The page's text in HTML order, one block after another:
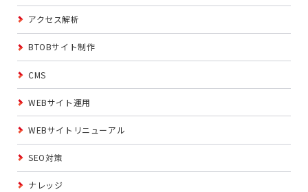
アクセス解析
BTOBサイト制作
CMS
WEBサイト運用
WEBサイトリニューアル
SEO対策
ナレッジ